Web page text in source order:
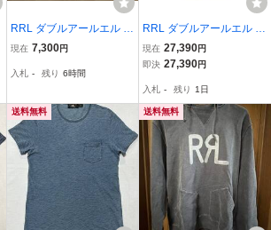
RRL ダブルアールエル ラ
ルフローレン オックスフ
ツ ホワイト S 白シャツ
現在 7,300円
入札 - 残り 6時間
RRL ダブルアールエル ブ
ルー 藍染 長袖 チェック
シャツ ブルー XS トップ
現在 27,390円
即決 27,390円
入札 - 残り 1日
送料無料 送料無料